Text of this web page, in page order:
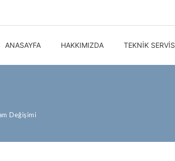
ANASAYFA HAKKIMIZDA TEKNIK SERVIS
Değişimi